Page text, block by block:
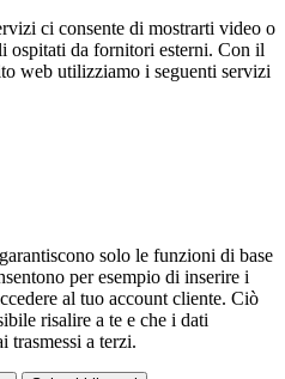
ci consente di mostrarti video o
ospitati da fornitori esterni. Con il
web utilizziamo i seguenti servizi
solo le funzioni di base
per esempio di inserire i
al tuo account cliente. Ciò
risalire a te e che i dati
trasmessi a terzi.